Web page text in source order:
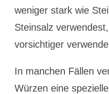
weniger stark wie
Steinsalz
vorsichtiger
In manchen Fällen
Würzen eine